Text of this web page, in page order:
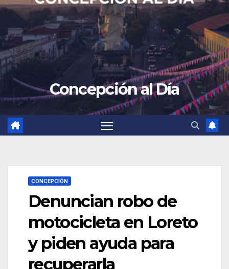
Concepción al Día
CONCEPCIÓN
Denuncian robo de
motocicleta en Loreto
y piden ayuda para
recuperarla